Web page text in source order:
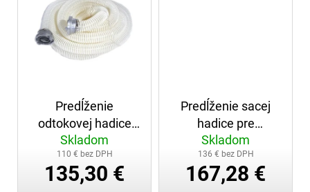
Predĺženie
odtokovej hadice
pre vysávače 5 bm
Skladom
110 € bez DPH
135,30 €
Predĺženie sacej
hadice pre
vysávače 10m
Skladom
136 € bez DPH
167,28 €
BODAVÉMU
HMYZU
161,00